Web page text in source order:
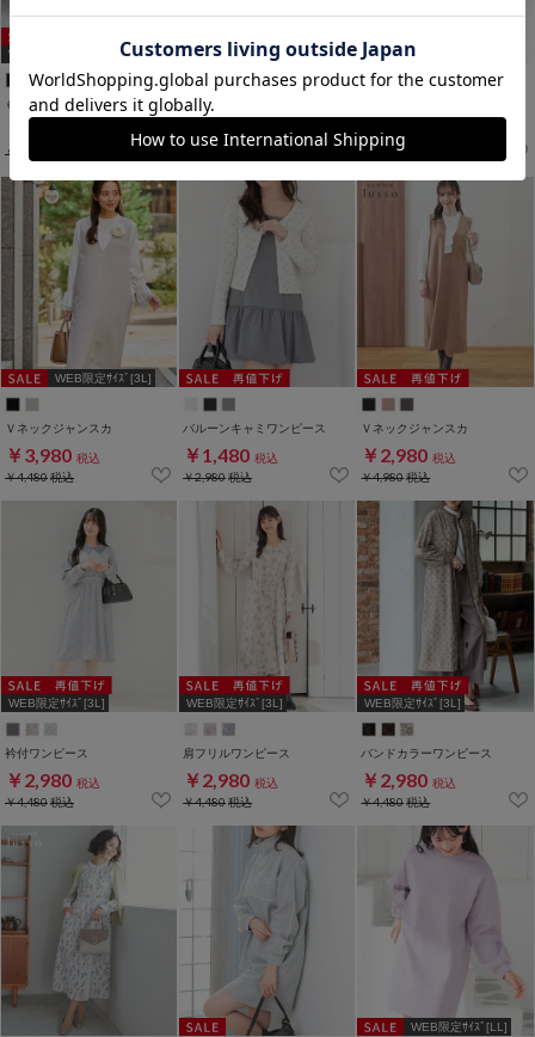
WEB限定ｻｲｽﾞ[3L]
６分袖シャツワンピース
￥4,480
WEB限定ｻｲｽﾞ[3L]
Ａラインジャンスカ
￥2,280
税込
￥4,980
￥5,980
WEB限定ｻｲｽﾞ[3L]
Ｖネックジャンスカ
￥3,980 税込
￥4,480税込
バルーンキャミワンピース
￥1,480 税込
￥2,980税込
Ｖネックジャンスカ
￥2,980 税込
￥4,980税込
WEB限定ｻｲｽﾞ[3L]
衿付ワンピース
￥2,980 税込
￥4,480税込
WEB限定ｻｲｽﾞ[3L]
肩フリルワンピース
￥2,980 税込
￥4,480税込
WEB限定ｻｲｽﾞ[3L]
バンドカラーワンピース
￥2,980 税込
￥4,480税込
WEB限定ｻｲｽﾞ[LL]